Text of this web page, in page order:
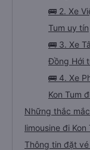
🚌 2. Xe
Tum uy tín
🚌 3. Xe
Đồng Hới
🚌 4. Xe
Kon Tum
Những thắc
limousine đi
Thông tin đặt vé